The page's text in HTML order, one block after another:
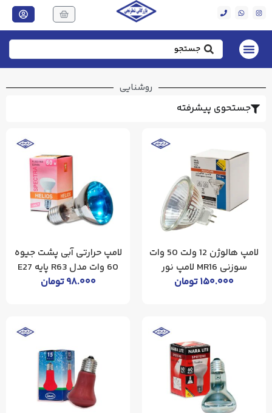
روشنایی
جستحوی پیشرفته
لامپ هالوژن 12 ولت 50 وات
سوزنی MR16 لامپ نور
۱۵۰.۰۰۰تومان
لامپ حرارتی آبی پشت جیوه
60 وات مدل R63 پایه E27
۹۸.۰۰۰تومان